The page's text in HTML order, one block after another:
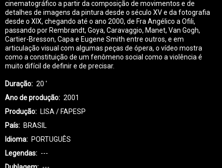
cinematográfico a partir da composição de movimentos e de
detalhes de imagens da pintura desde o século XV e da fotografia
desde o XIX, chegando até o ano 2000, de Fra Angélico a Ofili,
passando por Rembrandt, Goya, Caravaggio, Manet, Van Gogh,
Cartier-Bresson, Capa e Eugene Smith entre outros, e em
articulação visual com algumas peças de ópera, o vídeo mostra
como a constituição de um fenômeno social como a violência é
muito difícil de definir e de precisar.
Duração
20 '
Ano de produção
2001
Produção
LISA / FAPESP
País
BRASIL
Idioma
PORTUGUÊS
Legendas
---